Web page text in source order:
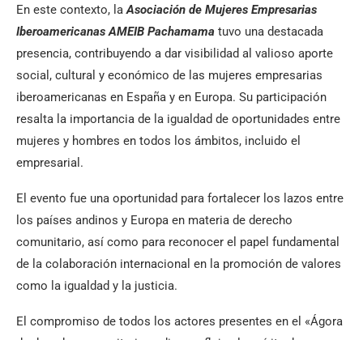
En este contexto, laAsociación de Mujeres Empresarias
Iberoamericanas AMEIB Pachamama tuvo una destacada
presencia, contribuyendo a dar visibilidad al valioso aporte
social, cultural y económico de las mujeres empresarias
iberoamericanas en España y en Europa. Su participación
resalta la importancia de la igualdad de oportunidades entre
mujeres y hombres en todos los ámbitos, incluido el
empresarial.
El evento fue una oportunidad para fortalecer los lazos entre
los países andinos y Europa en materia de derecho
comunitario, así como para reconocer el papel fundamental
de la colaboración internacional en la promoción de valores
como la igualdad y la justicia.
El compromiso de todos los actores presentes en el «Ágora